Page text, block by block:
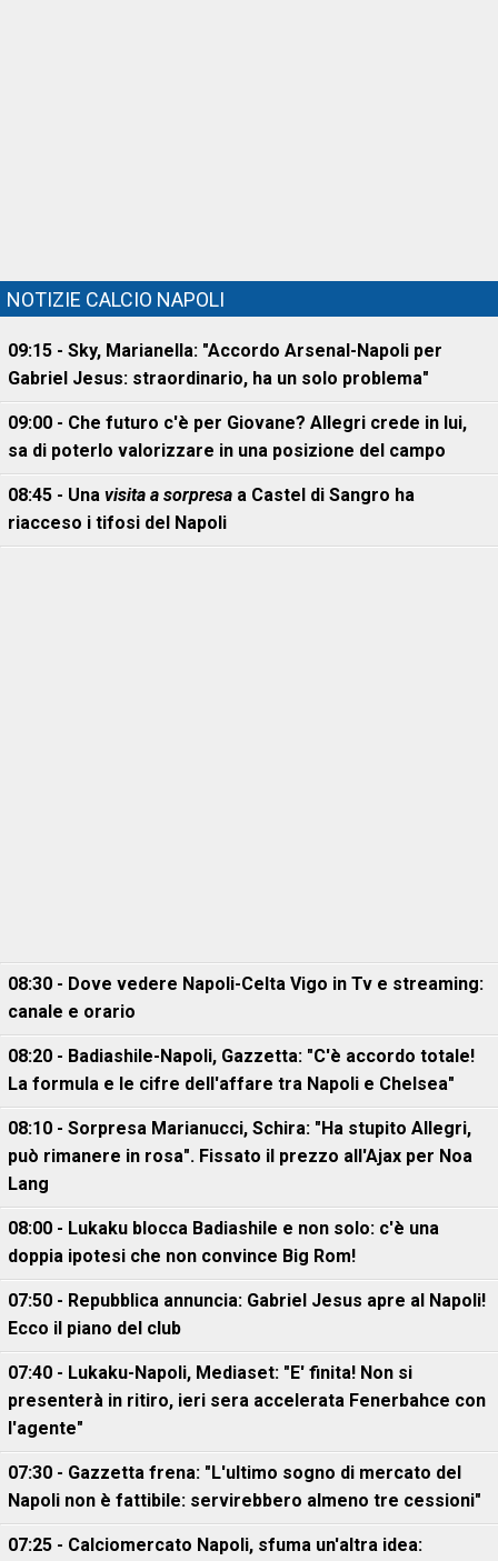
NOTIZIE CALCIO NAPOLI
09:15 - Sky, Marianella: "Accordo Arsenal-Napoli per
Gabriel Jesus: straordinario, ha un solo problema"
09:00 - Che futuro c'è per Giovane? Allegri crede in lui,
sa di poterlo valorizzare in una posizione del campo
08:45 - Una visita a sorpresa a Castel di Sangro ha
riacceso i tifosi del Napoli
08:30 - Dove vedere Napoli-Celta Vigo in Tv e streaming:
canale e orario
08:20 - Badiashile-Napoli, Gazzetta: "C'è accordo totale!
La formula e le cifre dell'affare tra Napoli e Chelsea"
08:10 - Sorpresa Marianucci, Schira: "Ha stupito Allegri,
può rimanere in rosa". Fissato il prezzo all'Ajax per Noa
Lang
08:00 - Lukaku blocca Badiashile e non solo: c'è una
doppia ipotesi che non convince Big Rom!
07:50 - Repubblica annuncia: Gabriel Jesus apre al Napoli!
Ecco il piano del club
07:40 - Lukaku-Napoli, Mediaset: "E' finita! Non si
presenterà in ritiro, ieri sera accelerata Fenerbahce con
l'agente"
07:30 - Gazzetta frena: "L'ultimo sogno di mercato del
Napoli non è fattibile: servirebbero almeno tre cessioni"
07:25 - Calciomercato Napoli, sfuma un'altra idea: